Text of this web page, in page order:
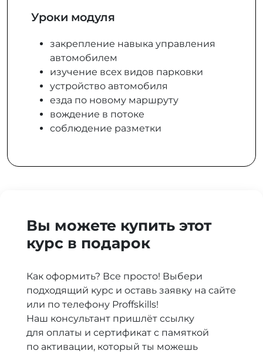
Уроки модуля
закрепление навыка управления
автомобилем
изучение всех видов парковки
устройство автомобиля
езда по новому маршруту
вождение в потоке
соблюдение разметки
Вы можете купить этот
курс в подарок
Как оформить? Все просто! Выбери
подходящий курс и оставь заявку на сайте
или по телефону Proffskills!
Наш консультант пришлёт ссылку
для оплаты и сертификат с памяткой
по активации, который ты можешь